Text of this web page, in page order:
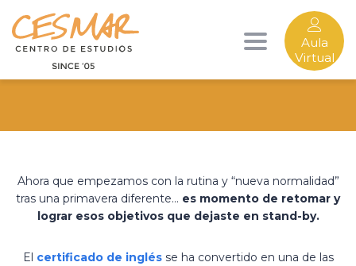
Toggle
Aula
Virtual
INTENSIVOS DE INGLÉS
Ahora que empezamos con la rutina y “nueva normalidad”
tras una primavera diferente… es momento de retomar y
lograr esos objetivos que dejaste en stand-by.
El certificado de inglésse ha convertido en una de las